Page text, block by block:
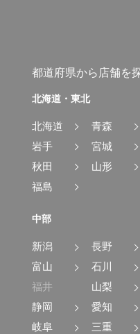
都道府県から店舗を
北海道・東北
北海道
青森
岩手
宮城
秋田
山形
福島
中部
新潟
長野
富山
石川
福井
山梨
静岡
愛知
岐阜
三重